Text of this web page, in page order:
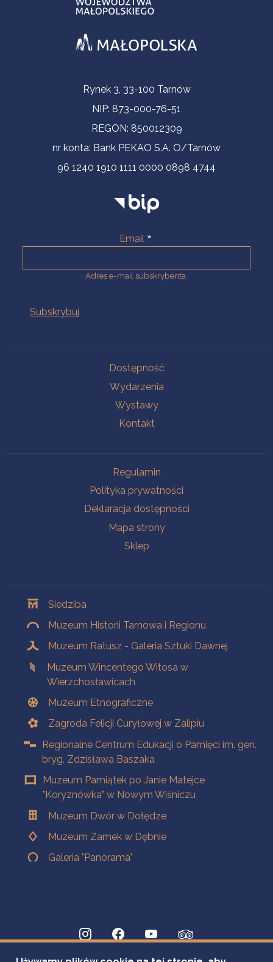
Informacje kontaktoweRynek 3, 33-100 Tarnów
NIP: 873-000-76-51
REGON: 850012309
nr konta: Bank PEKAO S.A. O/Tarnów
96 1240 1910 1111 0000 0898 4744
Email
Adres e-mail subskrybenta.
Dostępność
Wydarzenia
Wystawy
Kontakt
Regulamin
Polityka prywatności
Deklaracja dostępności
Mapa strony
Sklep
Siedziba
Muzeum Historii Tarnowa i Regionu
Muzeum Ratusz - Galeria Sztuki Dawnej
Muzeum Wincentego Witosa w
Wierzchosławicach
Muzeum Etnograficzne
Zagroda Felicji Curyłowej w Zalipiu
Regionalne Centrum Edukacji o Pamięci im. gen.
bryg. Zdzisława Baszaka
Muzeum Pamiątek po Janie Matejce
"Koryznówka" w Nowym Wiśniczu
Muzeum Dwór w Dołędze
Muzeum Zamek w Dębnie
Galeria "Panorama"